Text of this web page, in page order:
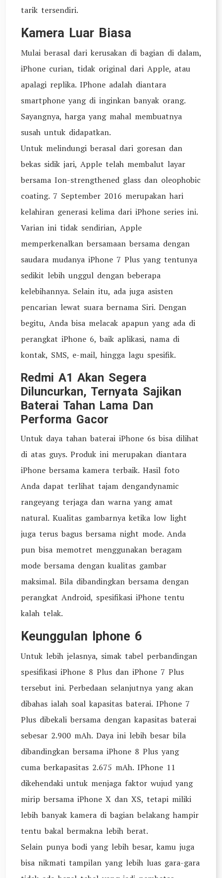
tarik tersendiri.
Kamera Luar Biasa
Mulai berasal dari kerusakan di bagian di dalam,
iPhone curian, tidak original dari Apple, atau
apalagi replika. IPhone adalah diantara
smartphone yang di inginkan banyak orang.
Sayangnya, harga yang mahal membuatnya
susah untuk didapatkan.
Untuk melindungi berasal dari goresan dan
bekas sidik jari, Apple telah membalut layar
bersama Ion-strengthened glass dan oleophobic
coating. 7 September 2016 merupakan hari
kelahiran generasi kelima dari iPhone series ini.
Varian ini tidak sendirian, Apple
memperkenalkan bersamaan bersama dengan
saudara mudanya iPhone 7 Plus yang tentunya
sedikit lebih unggul dengan beberapa
kelebihannya. Selain itu, ada juga asisten
pencarian lewat suara bernama Siri. Dengan
begitu, Anda bisa melacak apapun yang ada di
perangkat iPhone 6, baik aplikasi, nama di
kontak, SMS, e-mail, hingga lagu spesifik.
Redmi A1 Akan Segera
Diluncurkan, Ternyata Sajikan
Baterai Tahan Lama Dan
Performa Gacor
Untuk daya tahan baterai iPhone 6s bisa dilihat
di atas guys. Produk ini merupakan diantara
iPhone bersama kamera terbaik. Hasil foto
Anda dapat terlihat tajam dengandynamic
rangeyang terjaga dan warna yang amat
natural. Kualitas gambarnya ketika low light
juga terus bagus bersama night mode. Anda
pun bisa memotret menggunakan beragam
mode bersama dengan kualitas gambar
maksimal. Bila dibandingkan bersama dengan
perangkat Android, spesifikasi iPhone tentu
kalah telak.
Keunggulan Iphone 6
Untuk lebih jelasnya, simak tabel perbandingan
spesifikasi iPhone 8 Plus dan iPhone 7 Plus
tersebut ini. Perbedaan selanjutnya yang akan
dibahas ialah soal kapasitas baterai. IPhone 7
Plus dibekali bersama dengan kapasitas baterai
sebesar 2.900 mAh. Daya ini lebih besar bila
dibandingkan bersama iPhone 8 Plus yang
cuma berkapasitas 2.675 mAh. IPhone 11
dikehendaki untuk menjaga faktor wujud yang
mirip bersama iPhone X dan XS, tetapi miliki
lebih banyak kamera di bagian belakang hampir
tentu bakal bermakna lebih berat.
Selain punya bodi yang lebih besar, kamu juga
bisa nikmati tampilan yang lebih luas gara-gara